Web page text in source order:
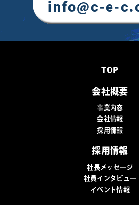
info@c-e-
TOP
会社概要
事業内容
会社情報
採用情報
採用情報
社長メッセージ
社員インタビュー
イベント情報